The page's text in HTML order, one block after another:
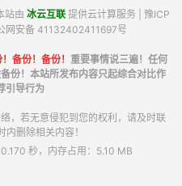
站由 冰云互联提供云计算服务 | 豫ICP
网安备 41132402411697号
备份！备份！ 重要事情说三遍！任何
份！本站所发布内容只起综合对比作
引导行为
，若无意侵犯到您的权利，请及时联
删除相关内容！
秒，内存占用：5.10 MB